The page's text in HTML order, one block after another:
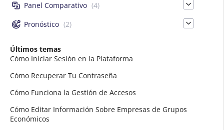
Panel Comparativo (4)
Pronóstico (2)
Últimos temas
Cómo Iniciar Sesión en la Plataforma
Cómo Recuperar Tu Contraseña
Cómo Funciona la Gestión de Accesos
Cómo Editar Información Sobre Empresas de Grupos
Económicos